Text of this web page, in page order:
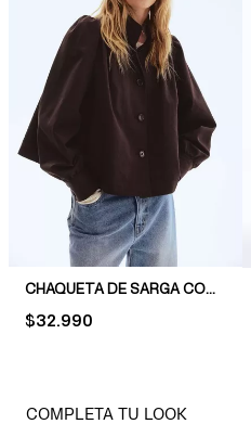
CHAQUETA DE SARGA CON MANGAS GLOBO
PRICE:
$32.990
COMPLETA TU LOOK